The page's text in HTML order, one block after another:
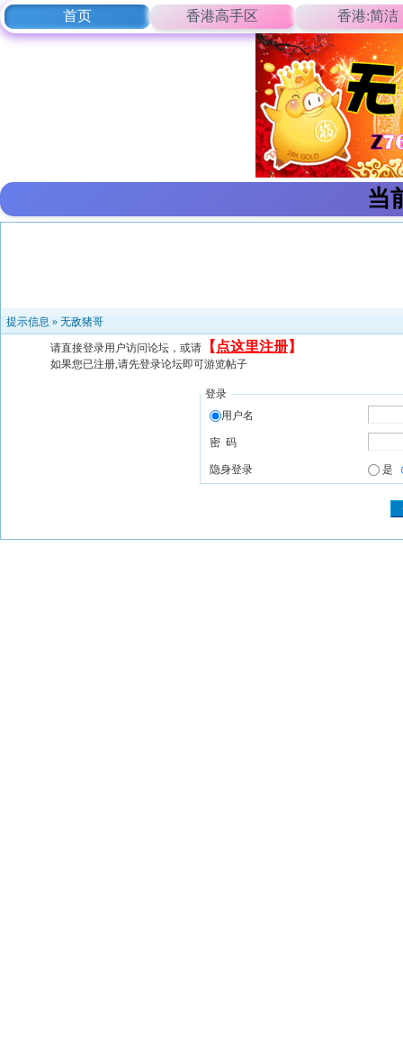
首页 香港高手区 香港:简洁
当
提示信息 » 无敌猪哥
请直接登录用户访问论坛，或请 【 点这里注册】
如果您已注册,请先登录论坛即可游览帖子
登录
用户名
密 码
隐身登录 是